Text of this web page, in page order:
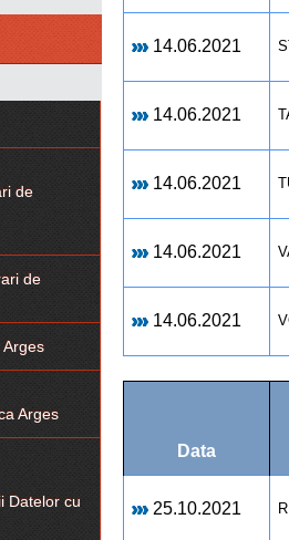
14.06.2021
14.06.2021
14.06.2021
14.06.2021
14.06.2021
Data
25.10.2021
de
de
Arges
Datelor cu